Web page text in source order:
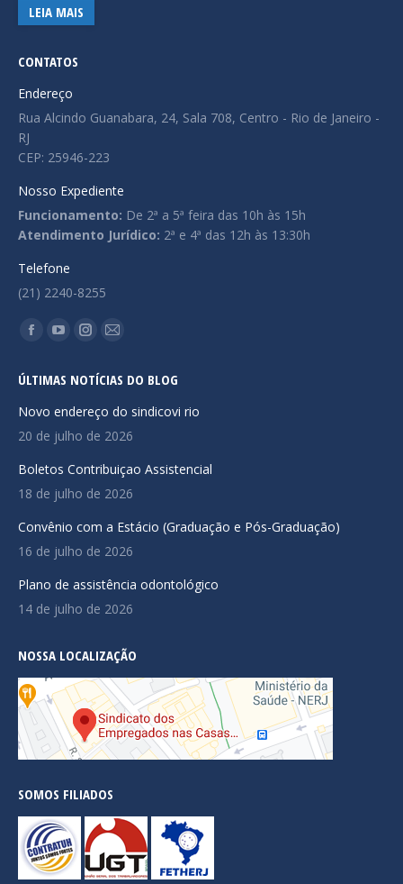
LEIA MAIS
CONTATOS
Endereço
Rua Alcindo Guanabara, 24, Sala 708, Centro - Rio de Janeiro -
RJ
CEP: 25946-223
Nosso Expediente
Funcionamento: De 2ª a 5ª feira das 10h às 15h
Atendimento Jurídico: 2ª e 4ª das 12h às 13:30h
Telefone
(21) 2240-8255
Encontre-nos em:
Facebook
opens
in
new
YouTube
opens
in
new
Instagram
opens
in
new
Mail
opens
in
new
ÚLTIMAS NOTÍCIAS DO BLOG
Novo endereço do sindicovi rio
20 de julho de 2026
Boletos Contribuiçao Assistencial
18 de julho de 2026
Convênio com a Estácio (Graduação e Pós-Graduação)
16 de julho de 2026
Plano de assistência odontológico
14 de julho de 2026
NOSSA LOCALIZAÇÃO
SOMOS FILIADOS